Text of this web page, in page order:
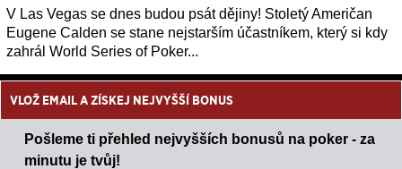
V Las Vegas se dnes budou psát dějiny! Stoletý Američan
Eugene Calden se stane nejstarším účastníkem, který si kdy
zahrál World Series of Poker...
VLOŽ EMAIL A ZÍSKEJ NEJVYŠŠÍ BONUS
Pošleme ti přehled nejvyšších bonusů na poker - za
minutu je tvůj!